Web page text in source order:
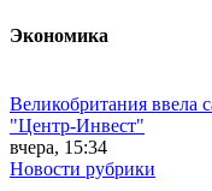
Экономика
Великобритания ввела
"Центр-Инвест"
вчера, 15:34
Новости рубрики